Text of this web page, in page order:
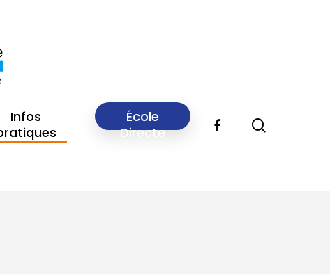
Infos
École
Directe